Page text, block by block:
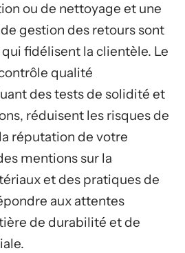
ou de nettoyage et une
gestion des retours sont
fidélisent la clientèle. Le
qualité
des tests de solidité et
réduisent les risques de
réputation de votre
mentions sur la
et des pratiques de
aux attentes
de durabilité et de